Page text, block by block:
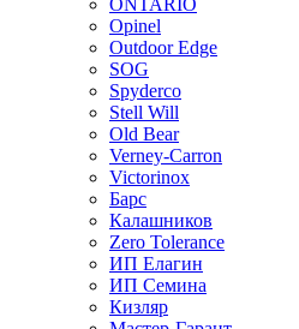
ONTARIO
Opinel
Outdoor Edge
SOG
Spyderco
Stell Will
Old Bear
Verney-Carron
Victorinox
Барс
Калашников
Zero Tolerance
ИП Елагин
ИП Семина
Кизляр